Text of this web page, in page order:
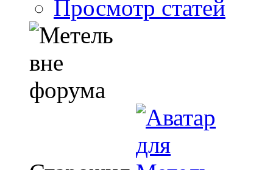
Просмотр статей